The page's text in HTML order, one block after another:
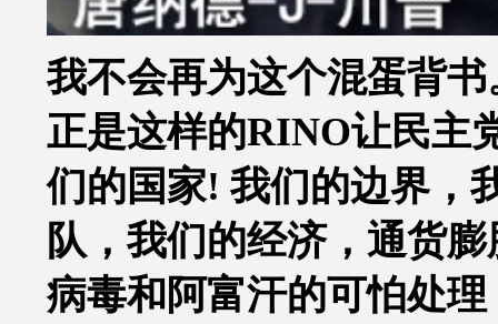
我不会再为这个混蛋背书
正是这样的RINO让民主
们的国家! 我们的边界，
队，我们的经济，通货
病毒和阿富汗的可怕处